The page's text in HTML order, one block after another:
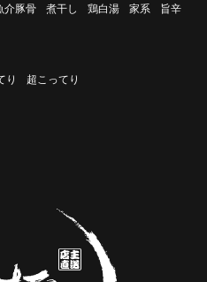
介豚骨 煮干し 鶏白湯 家系
旨辛
り 超こってり